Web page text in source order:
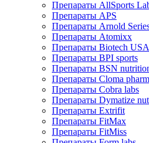
Препараты AllSports
Препараты APS
Препараты Arnold
Препараты Atomixx
Препараты Biotech USA
Препараты BPI sports
Препараты BSN
Препараты Cloma
Препараты Cobra labs
Препараты Dymatize
Препараты Extrifit
Препараты FitMax
Препараты FitMiss